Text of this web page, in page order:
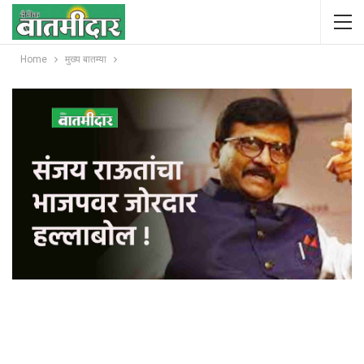
Home मुख्य बातम्या